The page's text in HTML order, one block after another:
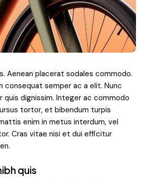
Aenean placerat sodales commodo.
consequat semper ac a elit. Nunc
dignissim. Integer ac commodo
tortor, et bibendum turpis
enim in metus interdum, vel
Cras vitae nisi et dui efficitur
quis